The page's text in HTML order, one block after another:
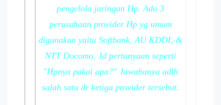
pengelola jaringan Hp. Ada 3
perusahaan provider Hp yg umum
digunakan yaitu Softbank, AU KDDI, &
NTT Docomo. Jd pertanyaan seperti
"Hpnya pakai apa?" Jawabanya adlh
salah satu dr ketiga provider tersebut.